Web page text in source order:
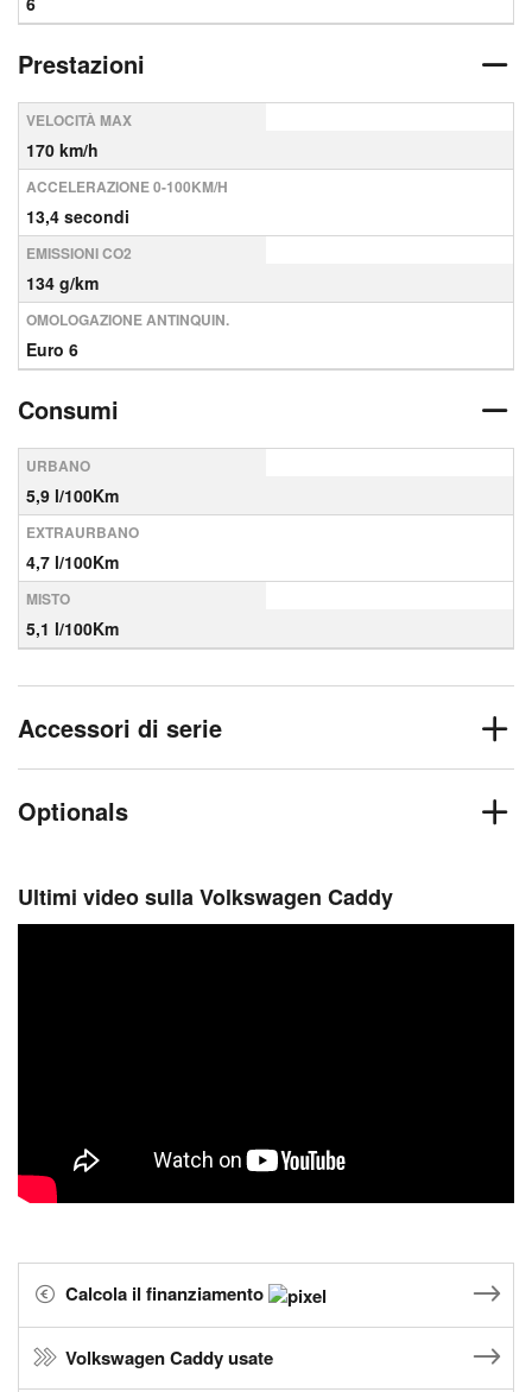
Prestazioni
VELOCITÀ MAX
170 km/h
ACCELERAZIONE 0-100KM/H
13,4 secondi
EMISSIONI CO2
134 g/km
OMOLOGAZIONE ANTINQUIN.
Euro 6
Consumi
URBANO
5,9 l/100Km
EXTRAURBANO
4,7 l/100Km
MISTO
5,1 l/100Km
Accessori di serie
Optionals
Ultimi video sulla Volkswagen Caddy
Calcola il finanziamento
Volkswagen Caddy usate